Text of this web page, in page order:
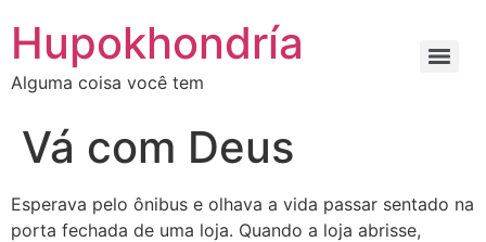
para
conteúdo
Hupokhondría
Alguma coisa você tem
Vá com Deus
Esperava pelo ônibus e olhava a vida passar sentado na
porta fechada de uma loja. Quando a loja abrisse,